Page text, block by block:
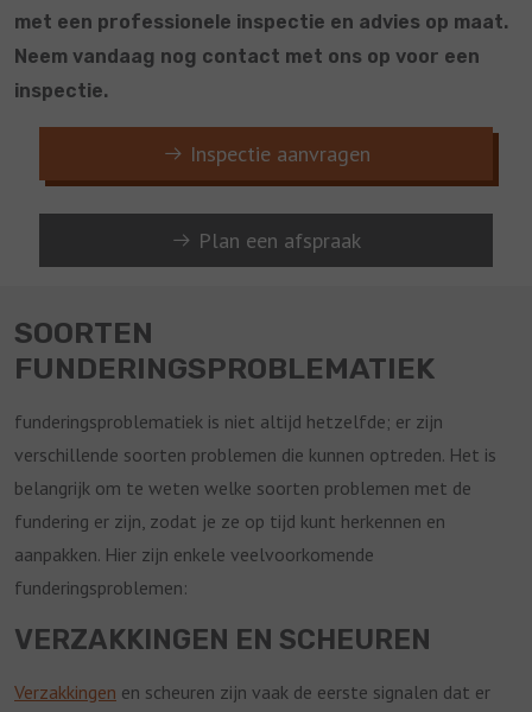
met een professionele inspectie en advies op maat.
Neem vandaag nog contact met ons op voor een
inspectie.
Inspectie aanvragen
Plan een afspraak
SOORTEN
FUNDERINGSPROBLEMATIEK
funderingsproblematiek is niet altijd hetzelfde; er zijn
verschillende soorten problemen die kunnen optreden. Het is
belangrijk om te weten welke soorten problemen met de
fundering er zijn, zodat je ze op tijd kunt herkennen en
aanpakken. Hier zijn enkele veelvoorkomende
funderingsproblemen:
VERZAKKINGEN EN SCHEUREN
Verzakkingen en scheuren zijn vaak de eerste signalen dat er